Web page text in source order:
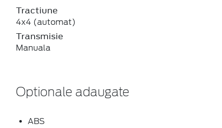
Tractiune
4x4 (automat)
Transmisie
Manuala
Optionale adaugate
ABS